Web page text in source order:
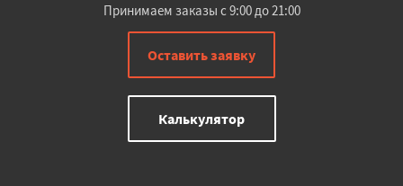
Принимаем заказы с 9:00 до 21:00
Оставить заявку
Калькулятор